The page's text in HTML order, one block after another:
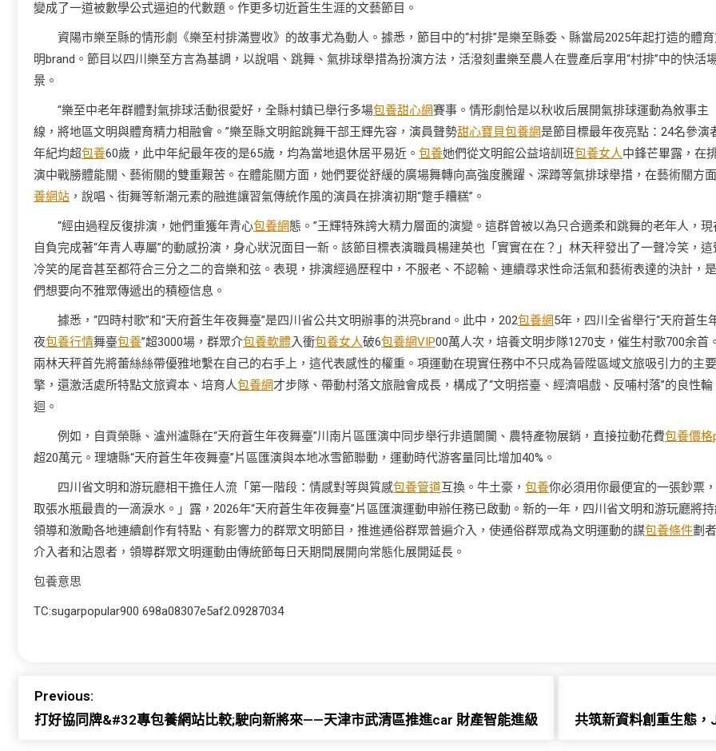
變成了一道被數學公式逼迫的代數題。作更多切近蒼生生涯的文藝節目。
資陽市樂至縣的情形劇《樂至村排滿豐收》的故事尤為動人。據悉，節目中的“村排”是樂至縣委、縣當局2025年起打造的體
明brand。節目以四川樂至方言為基調，以說唱、跳舞、氣排球舉措為扮演方法，活潑刻畫樂至農人在豐產后享用“村排”中的快活
景。
“樂至中老年群體對氣排球活動很愛好，全縣村鎮已舉行多場包養甜心網賽事。情形劇恰是以秋收后展開氣排球運動為敘事主
線，將地區文明與體育精力相融會。”樂至縣文明館跳舞干部王輝先容，演員聲勢甜心寶貝包養網是節目標最年夜亮點：24名參演
年紀均超包養60歲，此中年紀最年夜的是65歲，均為當地退休居平易近。 包養她們從文明館公益培訓班包養女人中鋒芒畢露，在
演中戰勝體能關、藝術關的雙重艱苦。在體能關方面，她們要從舒緩的廣場舞轉向高強度騰躍、深蹲等氣排球舉措，在藝術關方面
養網站 ，說唱、街舞等新潮元素的融進讓習氣傳統作風的演員在排演初期“蹩手糟糕”。
“經由過程反復排演，她們重獲年青心包養網態。”王輝特殊誇大精力層面的演變。這群曾被以為只合適柔和跳舞的老年人，現
自負完成著“年青人專屬”的動感扮演，身心狀況面目一新。該節目標表演職員楊建英也「實實在在？」林天秤發出了一聲冷笑，這
冷笑的尾音甚至都符合三分之二的音樂和弦。表現，排演經過歷程中，不服老、不認輸、連續尋求性命活氣和藝術表達的決計，
們想要向不雅眾傳遞出的積極信息。
據悉，“四時村歌”和“天府蒼生年夜舞臺”是四川省公共文明辦事的洪亮brand。此中，202包養網5年，四川全省舉行“天府蒼生
夜包養行情舞臺包養”超3000場，群眾介包養軟體入衝包養女人破6包養網VIP00萬人次，培養文明步隊1270支，催生村歌700余首。
兩林天秤首先將蕾絲絲帶優雅地繫在自己的右手上，這代表感性的權重。項運動在現實任務中不只成為晉陞區域文旅吸引力的主要
擎，還激活處所特點文旅資本、培育人包養網才步隊、帶動村落文旅融會成長，構成了“文明搭臺、經濟唱戲、反哺村落”的良性輪
迴。
例如，自貢榮縣、瀘州瀘縣在“天府蒼生年夜舞臺”川南片區匯演中同步舉行非遺闤闠、農特產物展銷，直接拉動花費包養價
超20萬元。理塘縣“天府蒼生年夜舞臺”片區匯演與本地冰雪節聯動，運動時代游客量同比增加40%。
四川省文明和游玩廳相干擔任人流「第一階段：情感對等與質感包養管道互換。牛土豪， 包養你必須用你最便宜的一張鈔票
取張水瓶最貴的一滴淚水。」露，2026年“天府蒼生年夜舞臺”片區匯演運動申辦任務已啟動。新的一年，四川省文明和游玩廳將
領導和激勵各地連續創作有特點、有影響力的群眾文明節目，推進通俗群眾普遍介入，使通俗群眾成為文明運動的謀包養條件劃
介入者和沾恩者，領導群眾文明運動由傳統節每日天期間展開向常態化展開延長。
包養意思
TC:sugarpopular900 698a08307e5af2.09287034
Previous:
打好協同牌&#32專包養網站比較;駛向新將來——天津市武清區推進car 財產智能進級
共筑新資料創重生態，